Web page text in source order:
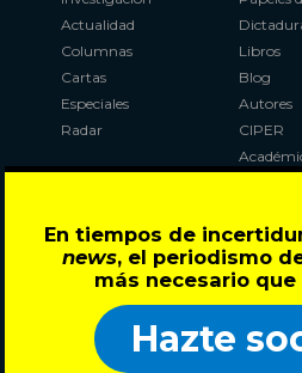
En tiempos de
news, el periodismo
más necesario que
Hazte
Actualidad
Columnas
Cartas
Especiales
Radar
Libros
Blog
Autores
CIPER
Al
con